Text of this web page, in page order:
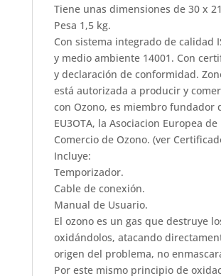
Tiene unas dimensiones de 30 x
Pesa 1,5 kg.
Con sistema integrado de calidad
y medio ambiente 14001. Con
y declaración de conformidad.
está autorizada a producir y
con Ozono, es miembro fundador
EU3OTA, la Asociacion Europea de
Comercio de Ozono. (ver
Incluye:
Temporizador.
Cable de conexión.
Manual de Usuario.
El ozono es un gas que destruye
oxidándolos, atacando
origen del problema, no
Por este mismo principio de